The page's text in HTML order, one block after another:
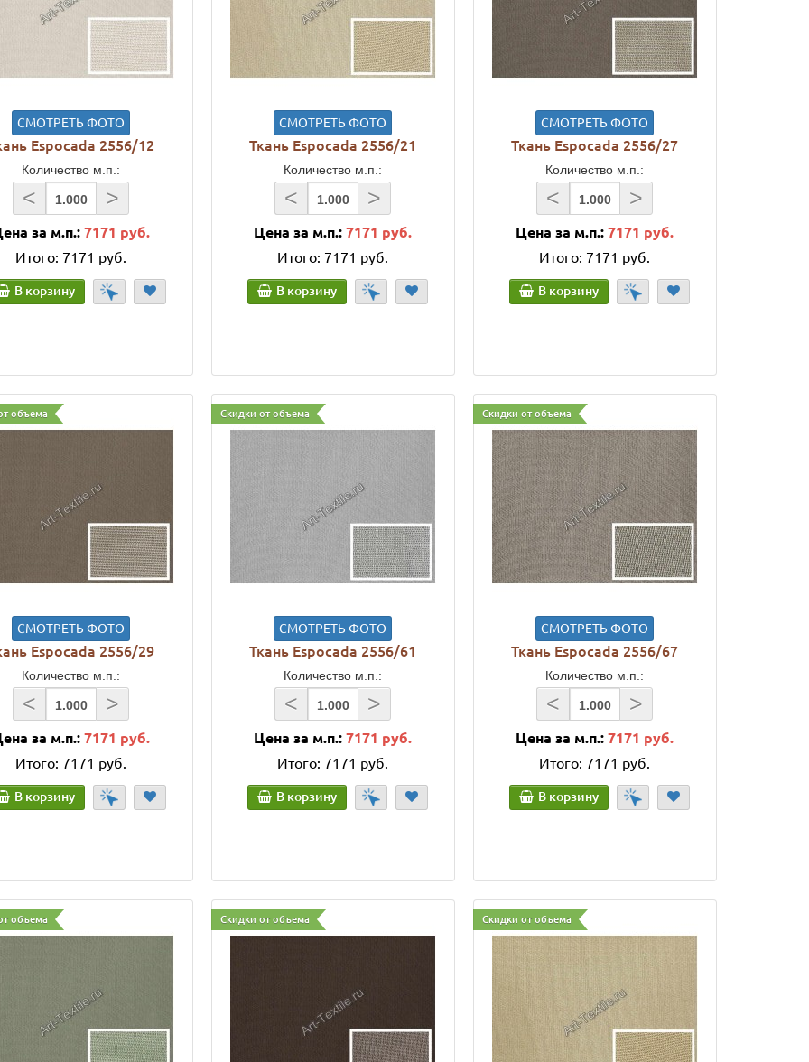
СМОТРЕТЬ ФОТО
Espocada 2556/12
Количество м.п.:
< >
за м.п.:7171 руб.
Итого: 7171 руб.
В корзину
СМОТРЕТЬ ФОТО
Ткань Espocada 2556/21
Количество м.п.:
< >
Цена за м.п.:7171 руб.
Итого: 7171 руб.
В корзину
СМОТРЕТЬ ФОТО
Ткань Espocada 2556/27
Количество м.п.:
< >
Цена за м.п.:7171 руб.
Итого: 7171 руб.
В корзину
объема
СМОТРЕТЬ ФОТО
Espocada 2556/29
Количество м.п.:
< >
за м.п.:7171 руб.
Итого: 7171 руб.
В корзину
Скидки от объема
СМОТРЕТЬ ФОТО
Ткань Espocada 2556/61
Количество м.п.:
< >
Цена за м.п.:7171 руб.
Итого: 7171 руб.
В корзину
Скидки от объема
СМОТРЕТЬ ФОТО
Ткань Espocada 2556/67
Количество м.п.:
< >
Цена за м.п.:7171 руб.
Итого: 7171 руб.
В корзину
объема Скидки от объема Скидки от объема